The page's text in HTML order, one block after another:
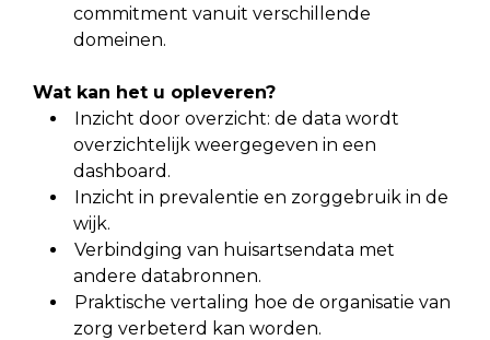
commitment vanuit verschillende
domeinen.
Wat kan het u opleveren?
Inzicht door overzicht: de data wordt
overzichtelijk weergegeven in een
dashboard.
Inzicht in prevalentie en zorggebruik in de
wijk.
Verbindging van huisartsendata met
andere databronnen.
Praktische vertaling hoe de organisatie van
zorg verbeterd kan worden.